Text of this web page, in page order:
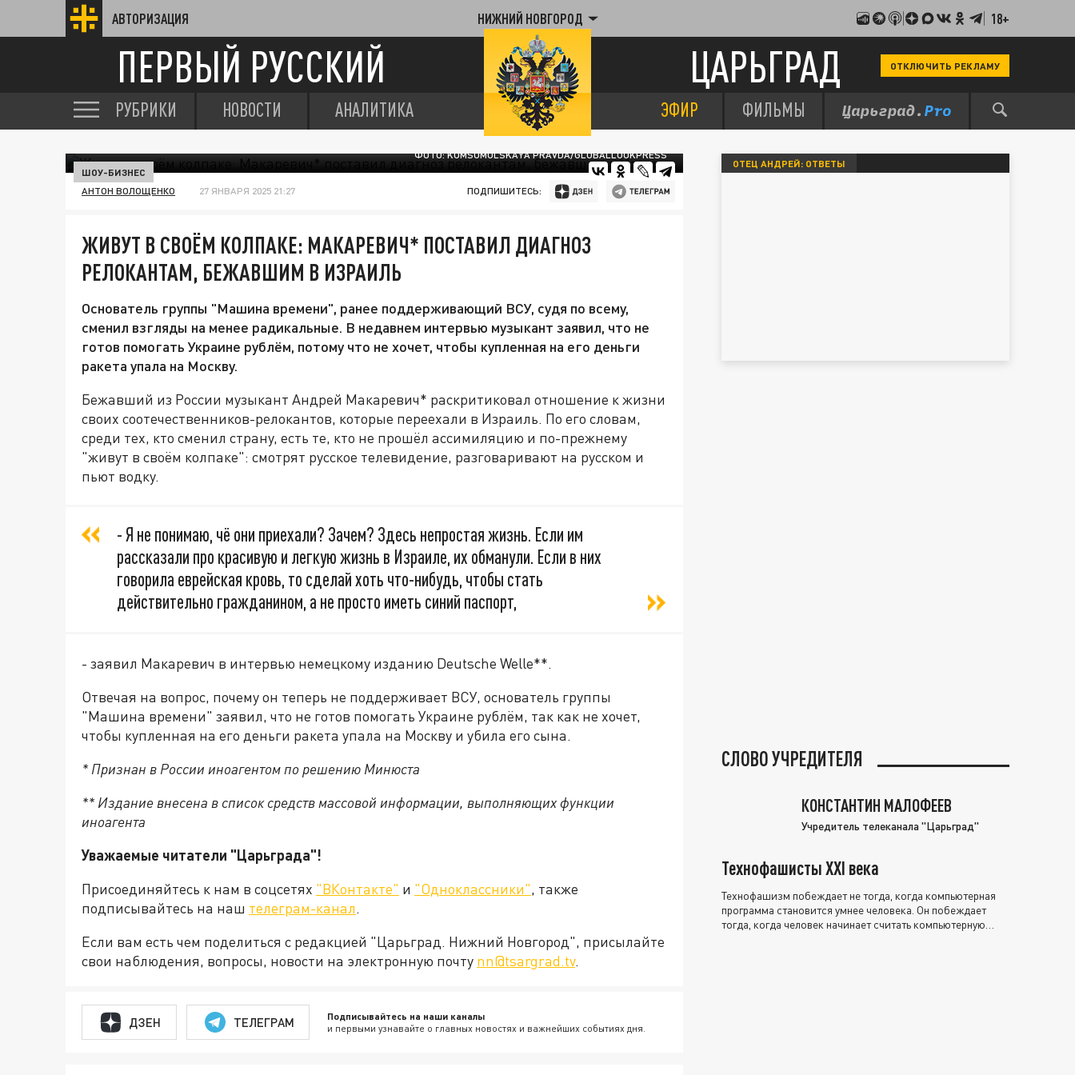
АВТОРИЗАЦИЯ НИЖНИЙ НОВГОРОД 18+
ПЕРВЫЙ РУССКИЙ ЦАРЬГРАД ОТКЛЮЧИТЬ РЕКЛАМУ
РУБРИКИ НОВОСТИ АНАЛИТИКА ЭФИР ФИЛЬМЫ
ФОТО: KOMSOMOLSKAYA PRAVDA/GLOBALLOOKPRESS
ШОУ-БИЗНЕС
АНТОН ВОЛОЩЕНКО 27 ЯНВАРЯ 2025 21:27 ПОДПИШИТЕСЬ:
ЖИВУТ В СВОЁМ КОЛПАКЕ: МАКАРЕВИЧ* ПОСТАВИЛ ДИАГНОЗ
РЕЛОКАНТАМ, БЕЖАВШИМ В ИЗРАИЛЬ
Основатель группы "Машина времени", ранее поддерживающий ВСУ, судя по всему,
сменил взгляды на менее радикальные. В недавнем интервью музыкант заявил, что не
готов помогать Украине рублём, потому что не хочет, чтобы купленная на его деньги
ракета упала на Москву.
Бежавший из России музыкант Андрей Макаревич* раскритиковал отношение к жизни
своих соотечественников-релокантов, которые переехали в Израиль. По его словам,
среди тех, кто сменил страну, есть те, кто не прошёл ассимиляцию и по-прежнему
"живут в своём колпаке": смотрят русское телевидение, разговаривают на русском и
пьют водку.
- Я не понимаю, чё они приехали? Зачем? Здесь непростая жизнь. Если им
рассказали про красивую и легкую жизнь в Израиле, их обманули. Если в них
говорила еврейская кровь, то сделай хоть что-нибудь, чтобы стать
действительно гражданином, а не просто иметь синий паспорт,
- заявил Макаревич в интервью немецкому изданию Deutsche Welle**.
Отвечая на вопрос, почему он теперь не поддерживает ВСУ, основатель группы
"Машина времени" заявил, что не готов помогать Украине рублём, так как не хочет,
чтобы купленная на его деньги ракета упала на Москву и убила его сына.
* Признан в России иноагентом по решению Минюста
** Издание внесена в список средств массовой информации, выполняющих функции
иноагента
Уважаемые читатели "Царьграда"!
Присоединяйтесь к нам в соцсетях "ВКонтакте" и "Одноклассники", также
подписывайтесь на наш телеграм-канал.
Если вам есть чем поделиться с редакцией "Царьград. Нижний Новгород", присылайте
свои наблюдения, вопросы, новости на электронную почту nn@tsargrad.tv.
ДЗЕН ТЕЛЕГРАМ Подписывайтесь на наши каналы
и первыми узнавайте о главных новостях и важнейших событиях дня.
ОТЕЦ АНДРЕЙ: ОТВЕТЫ
СЛОВО УЧРЕДИТЕЛЯ
КОНСТАНТИН МАЛОФЕЕВ
Учредитель телеканала "Царьград"
Технофашисты XXI века
Технофашизм побеждает не тогда, когда компьютерная
программа становится умнее человека. Он побеждает
тогда, когда человек начинает считать компьютерную